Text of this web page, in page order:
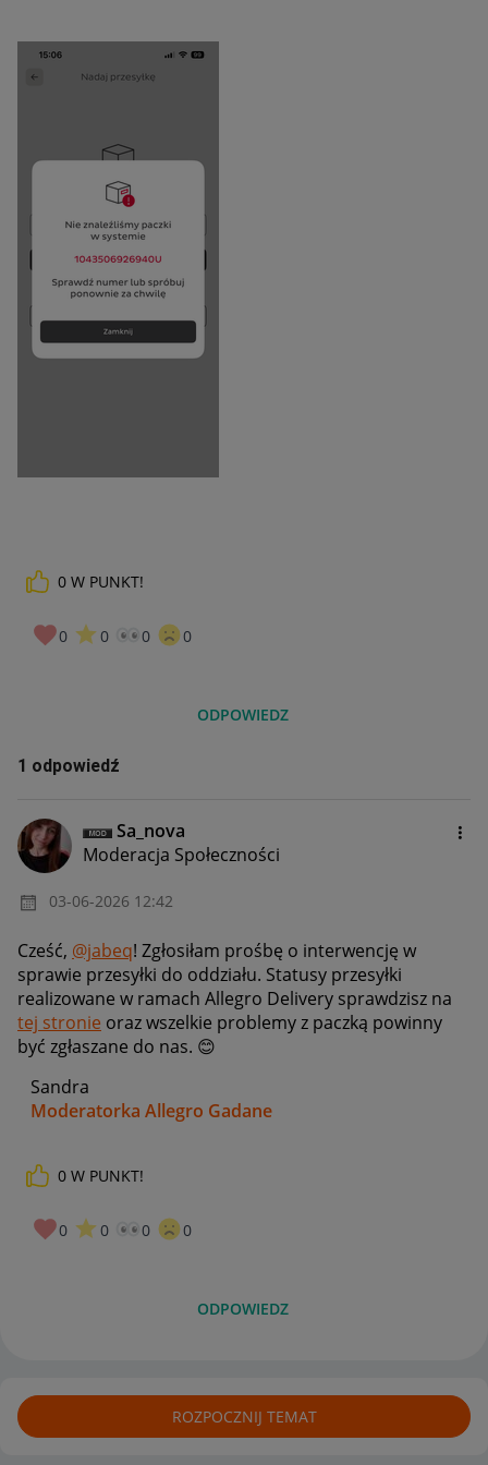
0 W PUNKT!
0 0 0 0
ODPOWIEDZ
1 odpowiedź
Sa_nova
Moderacja Społeczności
‎03-06-2026 12:42
Cześć, @jabeq! Zgłosiłam prośbę o interwencję w
sprawie przesyłki do oddziału. Statusy przesyłki
realizowane w ramach Allegro Delivery sprawdzisz na
tej stronie oraz wszelkie problemy z paczką powinny
być zgłaszane do nas. 😊
Sandra
Moderatorka Allegro Gadane
0 W PUNKT!
0 0 0 0
ODPOWIEDZ
ROZPOCZNIJ TEMAT